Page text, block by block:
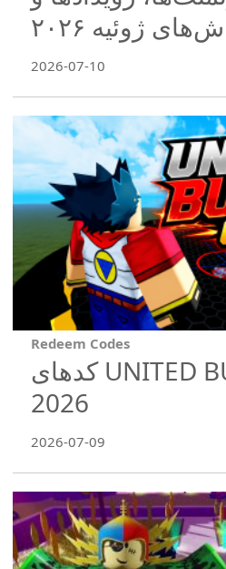
ژوئیه ۲۰۲۶
2026-07-10
Redeem Codes
کدهای UNITED BURST 2 ژوئیه
2026
2026-07-09